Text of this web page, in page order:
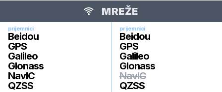
MREŽE
prijemnici
Beidou
GPS
Galileo
Glonass
NavIC
QZSS
prijemnici
Beidou
GPS
Galileo
Glonass
NavIC
QZSS